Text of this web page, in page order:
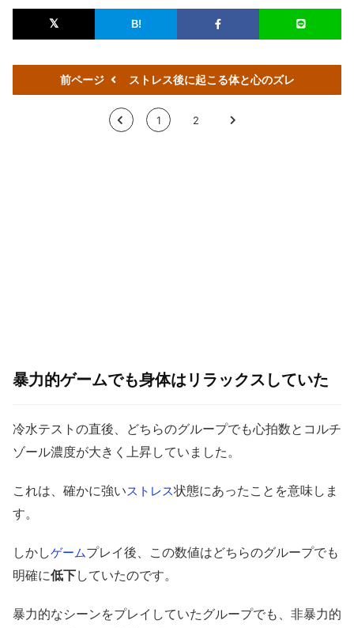
前ページ ストレス後に起こる体と心のズレ
< 1 2 >
暴力的ゲームでも身体はリラックスしていた
冷水テストの直後、どちらのグループでも心拍数とコルチ
ゾール濃度が大きく上昇していました。
これは、確かに強いストレス状態にあったことを意味しま
す。
しかしゲームプレイ後、この数値はどちらのグループでも
明確に低下していたのです。
暴力的なシーンをプレイしていたグループでも、非暴力的